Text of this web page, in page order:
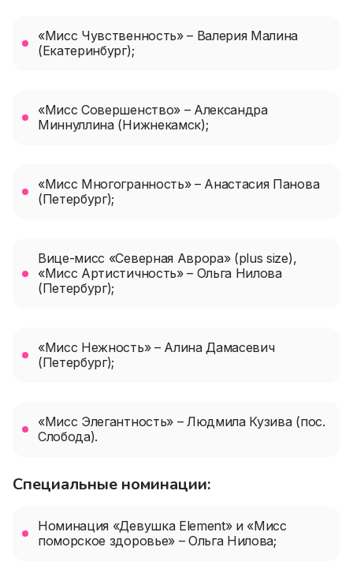
«Мисс Чувственность» – Валерия Малина
(Екатеринбург);
«Мисс Совершенство» – Александра
Миннуллина (Нижнекамск);
«Мисс Многогранность» – Анастасия Панова
(Петербург);
Вице-мисс «Северная Аврора» (plus size),
«Мисс Артистичность» – Ольга Нилова
(Петербург);
«Мисс Нежность» – Алина Дамасевич
(Петербург);
«Мисс Элегантность» – Людмила Кузива (пос.
Слобода).
Специальные номинации:
Номинация «Девушка Element» и «Мисс
поморское здоровье» – Ольга Нилова;